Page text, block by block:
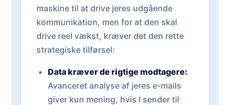
maskine til at drive jeres udgående
kommunikation, men for at den skal
drive reel vækst, kræver det den rette
strategiske tilførsel:
Data kræver de rigtige modtagere:
Avanceret analyse af jeres e-mails
giver kun mening, hvis I sender til